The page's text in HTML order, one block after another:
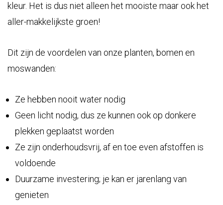
kleur. Het is dus niet alleen het mooiste maar ook het
aller-makkelijkste groen!
Dit zijn de voordelen van onze planten, bomen en
moswanden:
Ze hebben nooit water nodig
Geen licht nodig, dus ze kunnen ook op donkere
plekken geplaatst worden
Ze zijn onderhoudsvrij, af en toe even afstoffen is
voldoende
Duurzame investering; je kan er jarenlang van
genieten